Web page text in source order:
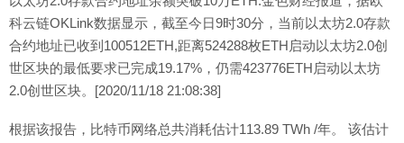
科云链OKLink数据显示，截至今日9时30分，当前以太坊2.0存款
合约地址已收到100512ETH,距离524288枚ETH启动以太坊2.0创
世区块的最低要求已完成19.17%，仍需423776ETH启动以太坊
2.0创世区块。[2020/11/18 21:08:38]
根据该报告，比特币网络总共消耗估计113.89 TWh /年。 该估计